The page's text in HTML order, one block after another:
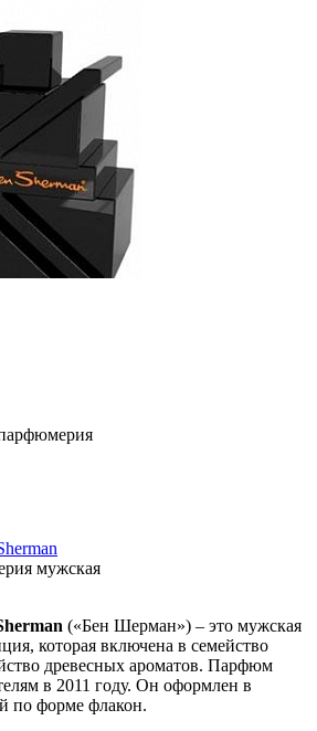
мужская
(«Бен Шерман») – это мужская
которая включена в семейство
древесных ароматов. Парфюм
в 2011 году. Он оформлен в
по форме флакон.